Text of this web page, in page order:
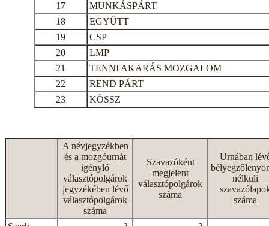
17
MUNKÁSPÁRT
18
EGYÜTT
19
CSP
20
LMP
21
TENNI AKARÁS MOZGALOM
22
REND PÁRT
23
KÖSSZ
A névjegyzékben
és a mozgóurnát
igénylő
választópolgárok
jegyzékében lévő
választópolgárok
száma
Szavazóként
megjelent
választópolgárok
száma
Urnában
nélküli
száma